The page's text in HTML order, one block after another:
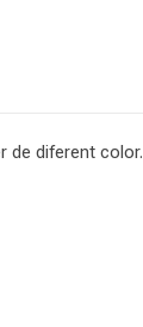
de diferent color.